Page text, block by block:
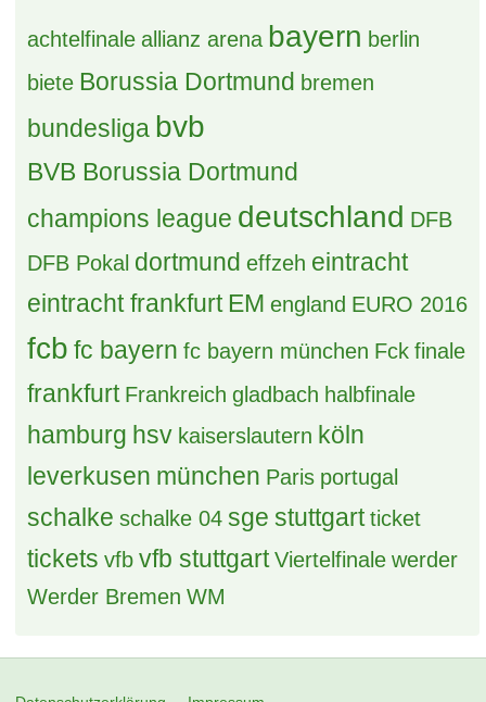
0 Antworten, 280 Zugriffe, Vor einer Woche
Erledigt (B) 2 x EZ München 10.-12.-07.26
S: Onkelz Welcome Hotel Gelsenkirchen
10 Antworten, 1.217 Zugriffe, Vor einem Monat
30 Antworten, 5.706 Zugriffe, Vor 4 Monaten
Erledigt (B) 4 x DZ Frankfurt 03.-04.07.26 (Onkelz)
6 Antworten, 1.381 Zugriffe, Vor einem Monat
achtelfinale allianz arena bayern berlin
biete Borussia Dortmund bremen
bundesligabvb
BVB Borussia Dortmund
champions leaguedeutschland DFB